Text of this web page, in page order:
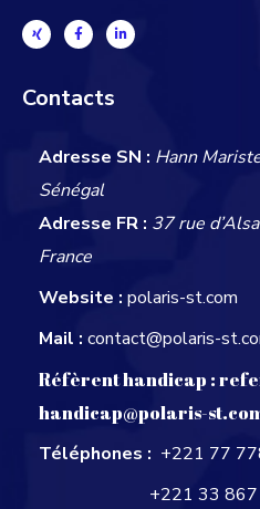
Contacts
Adresse SN : Hann
Sénégal
Adresse FR : 37 rue
France
Website : polaris-st.com
Mail : contact@polaris-
Réfèrent handicap :
handicap@polaris-
Téléphones : +221 77
+221 33 867